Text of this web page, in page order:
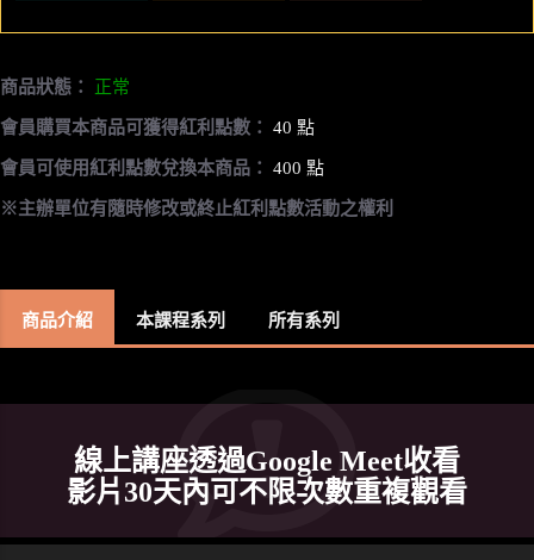
商品狀態： 正常
會員購買本商品可獲得紅利點數： 40 點
會員可使用紅利點數兌換本商品： 400 點
※主辦單位有隨時修改或終止紅利點數活動之權利
商品介紹 本課程系列 所有系列
線上講座透過Google Meet收看
影片30天內可不限次數重複觀看